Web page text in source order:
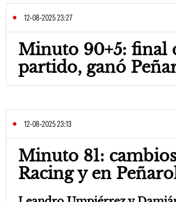
12-08-2025 23:27
Minuto 90+5: final
partido, ganó
12-08-2025 23:13
Minuto 81:
Racing y en